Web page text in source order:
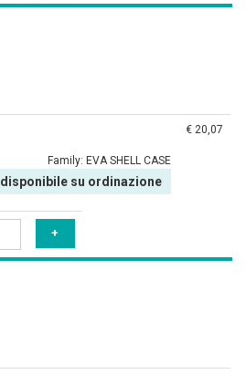
Family: EVA SHELL CASE
disponibile su ordinazione
€ 20,07